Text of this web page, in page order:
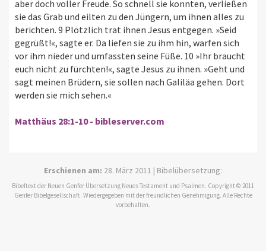
aber doch voller Freude. So schnell sie konnten, verließen
sie das Grab und eilten zu den Jüngern, um ihnen alles zu
berichten. 9 Plötzlich trat ihnen Jesus entgegen. »Seid
gegrüßt!«, sagte er. Da liefen sie zu ihm hin, warfen sich
vor ihm nieder und umfassten seine Füße. 10 »Ihr braucht
euch nicht zu fürchten!«, sagte Jesus zu ihnen. »Geht und
sagt meinen Brüdern, sie sollen nach Galiläa gehen. Dort
werden sie mich sehen.«
Matthäus 28:1-10 - bibleserver.com
Erschienen am: 28. März 2011 | Bibelübersetzung:
Bibeltext der Neuen Genfer Übersetzung Neues Testament und Psalmen. Copyright © 2011
Genfer Bibelgesellschaft. Wiedergegeben mit der freundlichen Genehmigung. Alle Rechte
vorbehalten.